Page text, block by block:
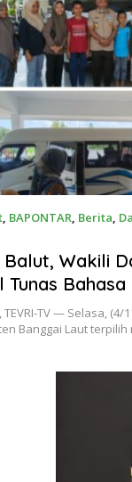
, BAPONTAR, Berita,
Balut, Wakili
Tunas
TEVRI-TV — Selasa, (4/
Banggai Laut